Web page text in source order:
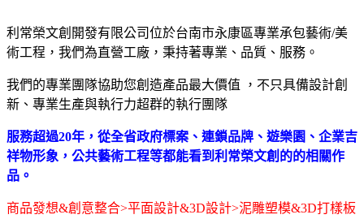
利常榮文創開發有限公司位於台南市永康區專業承包藝術/美
術工程，我們為直營工廠，秉持著專業、品質、服務。
我們的專業團隊協助您創造產品最大價值 ，不只具備設計創
新、專業生產與執行力超群的執行團隊
服務超過20年，從全省政府標案、連鎖品牌、遊樂園、企業吉
祥物形象，公共藝術工程等都能看到利常榮文創的的相關作
品。
商品發想&創意整合>平面設計&3D設計>泥雕塑模&3D打樣板